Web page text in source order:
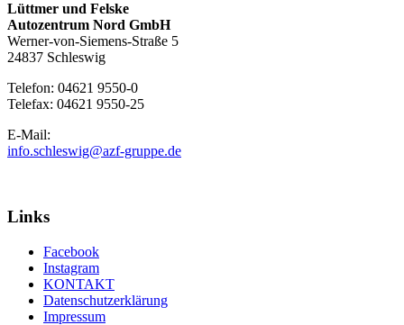
Lüttmer und Felske
Autozentrum Nord GmbH
Werner-von-Siemens-Straße 5
24837 Schleswig
Telefon: 04621 9550-0
Telefax: 04621 9550-25
E-Mail:
info.schleswig@azf-gruppe.de
Links
Facebook
Instagram
KONTAKT
Datenschutzerklärung
Impressum